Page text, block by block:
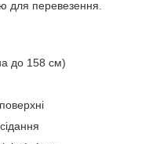
для перевезення.
до 158 см)